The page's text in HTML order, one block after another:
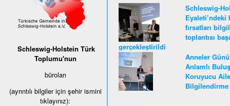
Schleswig-Holstein Türk
Toplumu'nun
büroları
(ayrıntılı bilgiler için şehir ismini
tıklayınız):
Schleswig-
Eyaleti’ndeki
fırsatları
toplantısı
gerçekleştirildi
Anneler
Anlamlı
Koruyucu Aile
Bilgilendirme